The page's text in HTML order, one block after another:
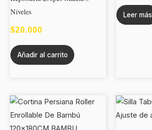
Niveles
$20.000
Añadir al carrito
Leer más